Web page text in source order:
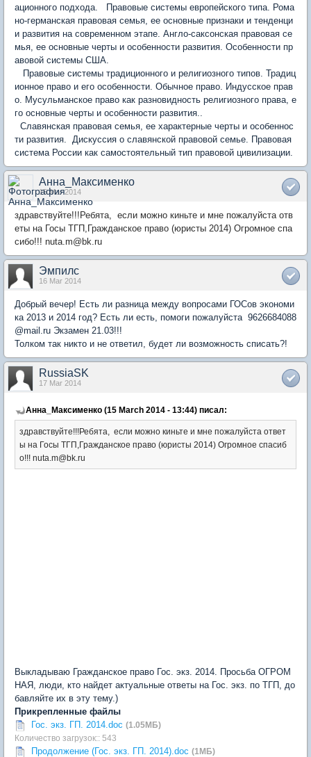
ационного подхода. Правовые системы европейского типа. Рома
но-германская правовая семья, ее основные признаки и тенденци
и развития на современном этапе. Англо-саксонская правовая се
мья, ее основные черты и особенности развития. Особенности пр
авовой системы США.
Правовые системы традиционного и религиозного типов. Традиц
ионное право и его особенности. Обычное право. Индусское прав
о. Мусульманское право как разновидность религиозного права, е
го основные черты и особенности развития..
Славянская правовая семья, ее характерные черты и особеннос
ти развития. Дискуссия о славянской правовой семье. Правовая
система России как самостоятельный тип правовой цивилизации.
Анна_Максименко
15 Mar 2014
здравствуйте!!!Ребята, если можно киньте и мне пожалуйста отв
еты на Госы ТГП,Гражданское право (юристы 2014) Огромное спа
сибо!!! nuta.m@bk.ru
Эмпилс
16 Mar 2014
Добрый вечер! Есть ли разница между вопросами ГОСов экономи
ка 2013 и 2014 год? Есть ли есть, помоги пожалуйста 9626684088
@mail.ru Экзамен 21.03!!!
Толком так никто и не ответил, будет ли возможность списать?!
RussiaSK
17 Mar 2014
Анна_Максименко (15 March 2014 - 13:44) писал:
здравствуйте!!!Ребята, если можно киньте и мне пожалуйста ответ
ы на Госы ТГП,Гражданское право (юристы 2014) Огромное спасиб
о!!! nuta.m@bk.ru
Выкладываю Гражданское право Гос. экз. 2014. Просьба ОГРОМ
НАЯ, люди, кто найдет актуальные ответы на Гос. экз. по ТГП, до
бавляйте их в эту тему.)
Прикрепленные файлы
Гос. экз. ГП. 2014.doc (1.05МБ)
Количество загрузок:: 543
Продолжение (Гос. экз. ГП. 2014).doc (1МБ)